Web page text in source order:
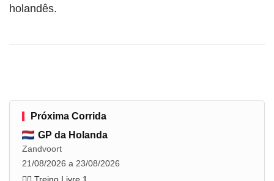
holandês.
Próxima Corrida
GP da Holanda
Zandvoort
21/08/2026 a 23/08/2026
🏋️‍♂️ Treino Livre 1